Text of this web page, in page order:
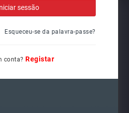
Esqueceu-se da palavra-passe?
conta? Registar